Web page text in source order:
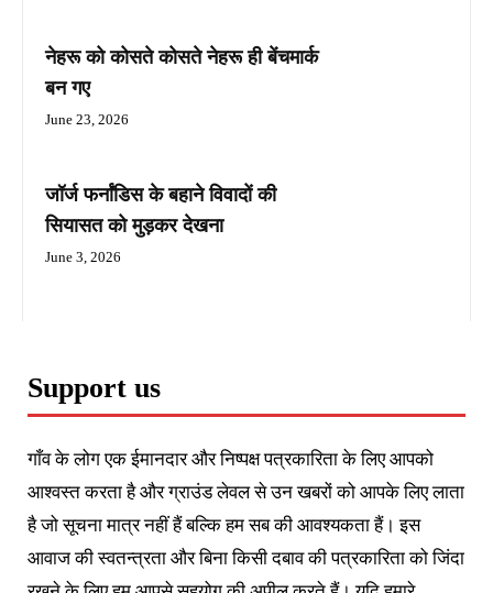
नेहरू को कोसते कोसते नेहरू ही बेंचमार्क
बन गए
June 23, 2026
जॉर्ज फर्नांडिस के बहाने विवादों की
सियासत को मुड़कर देखना
June 3, 2026
Support us
गाँव के लोग एक ईमानदार और निष्पक्ष पत्रकारिता के लिए आपको
आश्वस्त करता है और ग्राउंड लेवल से उन खबरों को आपके लिए लाता
है जो सूचना मात्र नहीं हैं बल्कि हम सब की आवश्यकता हैं। इस
आवाज की स्वतन्त्रता और बिना किसी दबाव की पत्रकारिता को जिंदा